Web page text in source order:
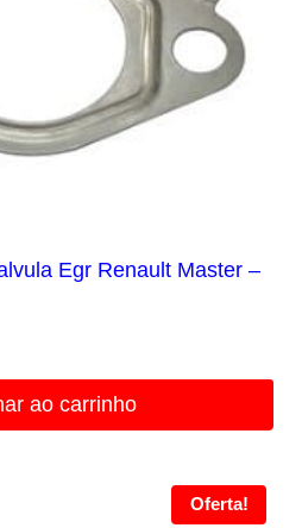
Egr Renault Master –
ao carrinho
Oferta!